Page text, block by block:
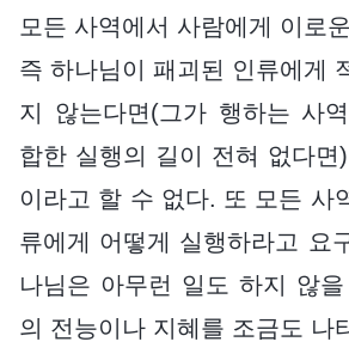
모든 사역에서 사람에게 이로
즉 하나님이 패괴된 인류에게
지 않는다면(그가 행하는 사
합한 실행의 길이 전혀 없다면
이라고 할 수 없다. 또 모든 사
류에게 어떻게 실행하라고 요
나님은 아무런 일도 하지 않
의 전능이나 지혜를 조금도 나